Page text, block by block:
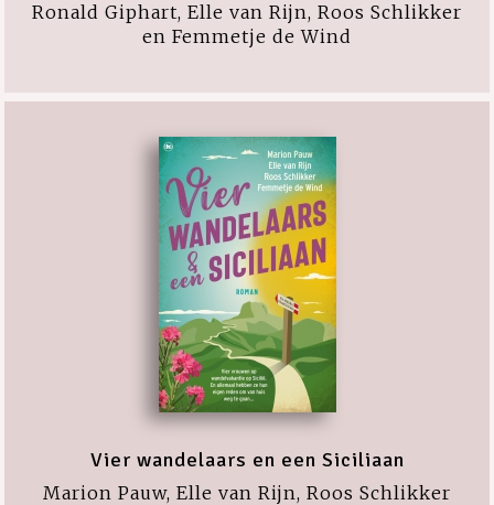
Ronald Giphart, Elle van Rijn, Roos Schlikker
en Femmetje de Wind
Vier wandelaars en een Siciliaan
Marion Pauw, Elle van Rijn, Roos Schlikker